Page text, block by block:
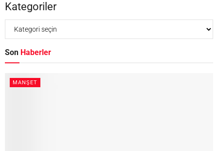
Kategoriler
Son Haberler
MANŞET